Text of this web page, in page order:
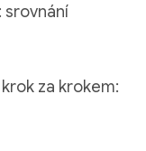
srovnání
za krokem: